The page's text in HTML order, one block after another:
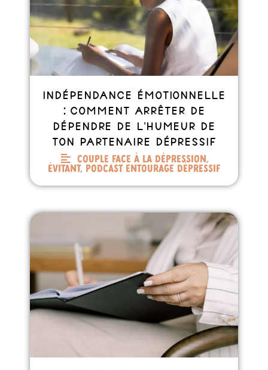
Indépendance émotionnelle
: comment arrêter de
dépendre de l’humeur de
ton partenaire dépressif
Couple face à la dépression,
Évitant, Podcast entourage dépressif